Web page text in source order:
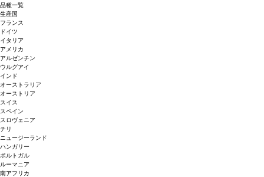
品種一覧
生産国
フランス
ドイツ
イタリア
アメリカ
アルゼンチン
ウルグアイ
インド
オーストラリア
オーストリア
スイス
スペイン
スロヴェニア
チリ
ニュージーランド
ハンガリー
ポルトガル
ルーマニア
南アフリカ